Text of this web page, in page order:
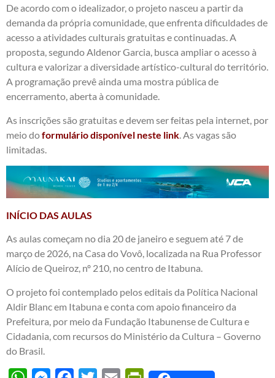
De acordo com o idealizador, o projeto nasceu a partir da
demanda da própria comunidade, que enfrenta dificuldades de
acesso a atividades culturais gratuitas e continuadas. A
proposta, segundo Aldenor Garcia, busca ampliar o acesso à
cultura e valorizar a diversidade artístico-cultural do território.
A programação prevê ainda uma mostra pública de
encerramento, aberta à comunidade.
As inscrições são gratuitas e devem ser feitas pela internet, por
meio doformulário disponível neste link . As vagas são
limitadas.
INÍCIO DAS AULAS
As aulas começam no dia 20 de janeiro e seguem até 7 de
março de 2026, na Casa do Vovô, localizada na Rua Professor
Alício de Queiroz, nº 210, no centro de Itabuna.
O projeto foi contemplado pelos editais da Política Nacional
Aldir Blanc em Itabuna e conta com apoio financeiro da
Prefeitura, por meio da Fundação Itabunense de Cultura e
Cidadania, com recursos do Ministério da Cultura – Governo
do Brasil.